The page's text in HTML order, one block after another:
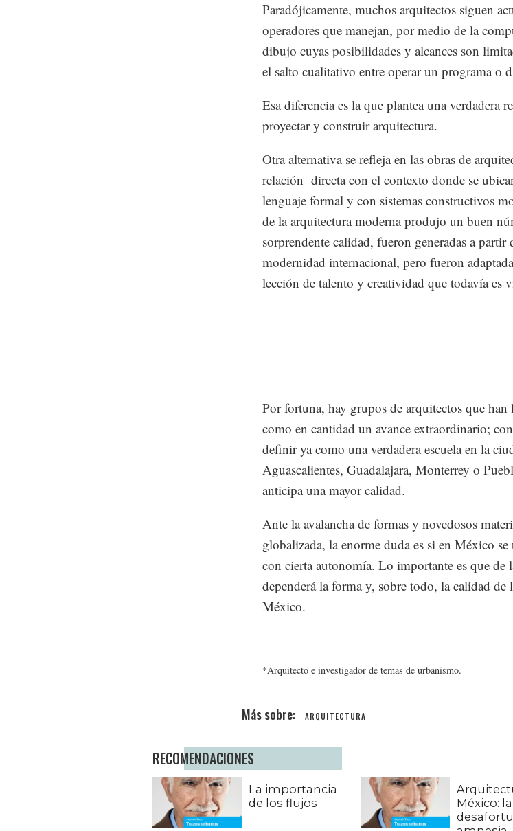
Paradójicamente, muchos arquitectos siguen
operadores que manejan, por medio de la
dibujo cuyas posibilidades y alcances son
el salto cualitativo entre operar un programa o
Esa diferencia es la que plantea una verdadera
proyectar y construir arquitectura.
Otra alternativa se refleja en las obras de
relación directa con el contexto donde se
lenguaje formal y con sistemas constructivos
de la arquitectura moderna produjo un buen
sorprendente calidad, fueron generadas a partir
modernidad internacional, pero fueron
lección de talento y creatividad que todavía es
Por fortuna, hay grupos de arquitectos que
como en cantidad un avance extraordinario;
definir ya como una verdadera escuela en la
Aguascalientes, Guadalajara, Monterrey o
anticipa una mayor calidad.
Ante la avalancha de formas y novedosos
globalizada, la enorme duda es si en México
con cierta autonomía. Lo importante es que de
dependerá la forma y, sobre todo, la calidad de
México.
*Arquitecto e investigador de temas de urbanismo.
ARQUITECTURA
RECOMENDACIONES
La importancia
de los flujos
México: la